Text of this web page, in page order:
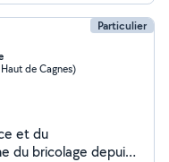
Particulier
de Cagnes)
du bricolage depuis